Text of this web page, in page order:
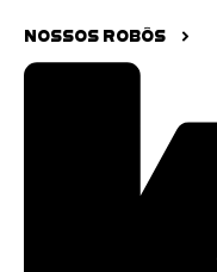
NOSSOS ROBÔS